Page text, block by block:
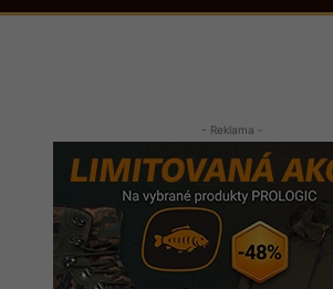
- Reklama -